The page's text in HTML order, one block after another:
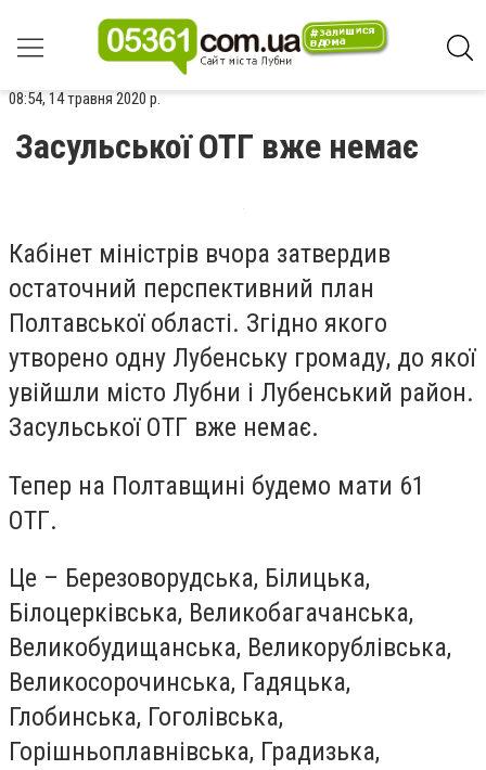
08:54, 14 травня 2020 р.
Засульської ОТГ вже немає
Кабінет міністрів вчора затвердив
остаточний перспективний план
Полтавської області. Згідно якого
утворено одну Лубенську громаду, до якої
увійшли місто Лубни і Лубенський район.
Засульської ОТГ вже немає.
Тепер на Полтавщині будемо мати 61
ОТГ.
Це – Березоворудська, Білицька,
Білоцерківська, Великобагачанська,
Великобудищанська, Великорублівська,
Великосорочинська, Гадяцька,
Глобинська, Гоголівська,
Горішньоплавнівська, Градизька,